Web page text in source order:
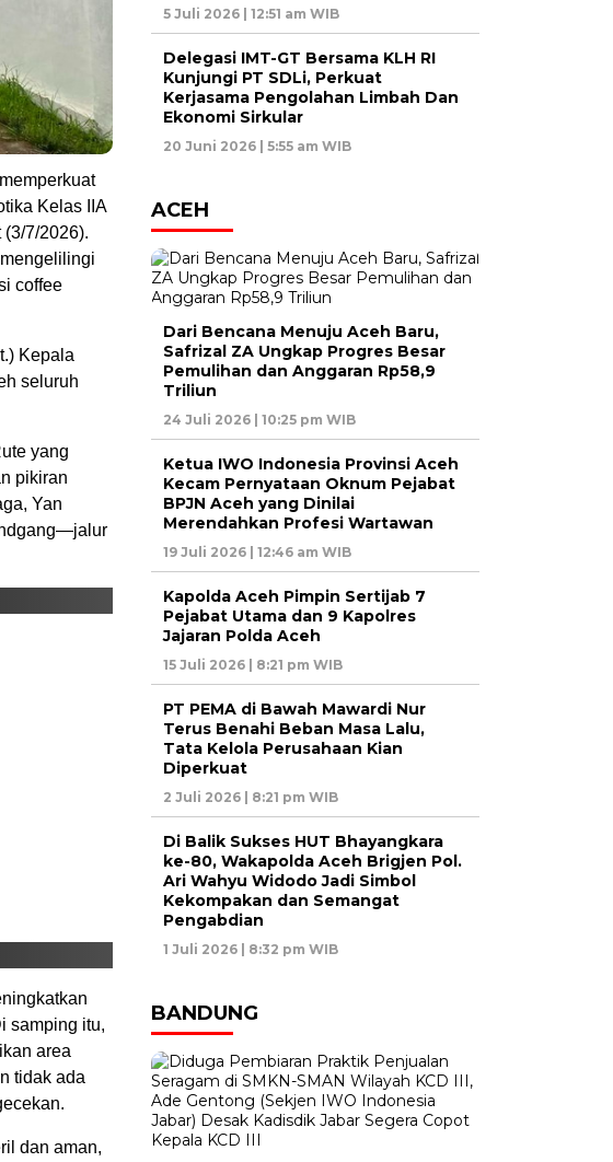
Kelas IIA
(3/7/2026).
coffee
Kepala
seluruh
yang
pikiran
Yan
samping itu,
area
tidak ada
dan aman,
5 Juli 2026 | 12:51 am WIB
Delegasi IMT-GT Bersama KLH RI
Kunjungi PT SDLi, Perkuat
Kerjasama Pengolahan Limbah Dan
Ekonomi Sirkular
20 Juni 2026 | 5:55 am WIB
ACEH
Dari Bencana Menuju Aceh Baru,
Safrizal ZA Ungkap Progres Besar
Pemulihan dan Anggaran Rp58,9
Triliun
24 Juli 2026 | 10:25 pm WIB
Ketua IWO Indonesia Provinsi Aceh
Kecam Pernyataan Oknum Pejabat
BPJN Aceh yang Dinilai
Merendahkan Profesi Wartawan
19 Juli 2026 | 12:46 am WIB
Kapolda Aceh Pimpin Sertijab 7
Pejabat Utama dan 9 Kapolres
Jajaran Polda Aceh
15 Juli 2026 | 8:21 pm WIB
PT PEMA di Bawah Mawardi Nur
Terus Benahi Beban Masa Lalu,
Tata Kelola Perusahaan Kian
Diperkuat
2 Juli 2026 | 8:21 pm WIB
Di Balik Sukses HUT Bhayangkara
ke-80, Wakapolda Aceh Brigjen Pol.
Ari Wahyu Widodo Jadi Simbol
Kekompakan dan Semangat
Pengabdian
1 Juli 2026 | 8:32 pm WIB
BANDUNG